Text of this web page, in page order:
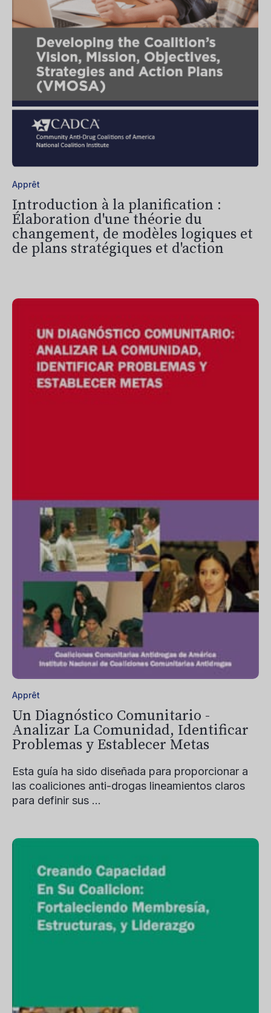
Apprêt
Introduction à la planification :
Élaboration d'une théorie du
changement, de modèles logiques et
de plans stratégiques et d'action
Apprêt
Un Diagnóstico Comunitario -
Analizar La Comunidad, Identificar
Problemas y Establecer Metas
Esta guía ha sido diseñada para proporcionar a
las coaliciones anti-drogas lineamientos claros
para definir sus ...